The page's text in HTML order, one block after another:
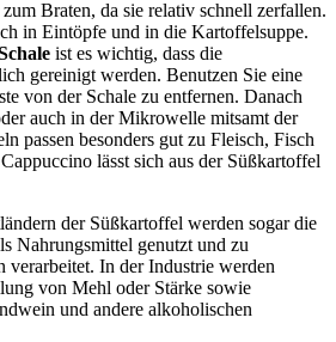
Braten, da sie relativ schnell zerfallen.
in Eintöpfe und in die Kartoffelsuppe.
ist es wichtig, dass die
gereinigt werden. Benutzen Sie eine
von der Schale zu entfernen. Danach
auch in der Mikrowelle mitsamt der
passen besonders gut zu Fleisch, Fisch
lässt sich aus der Süßkartoffel
der Süßkartoffel werden sogar die
Nahrungsmittel genutzt und zu
verarbeitet. In der Industrie werden
von Mehl oder Stärke sowie
und andere alkoholischen